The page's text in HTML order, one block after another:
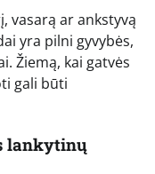
vasarą ar ankstyvą
yra pilni gyvybės,
Žiemą, kai gatvės
gali būti
lankytinų